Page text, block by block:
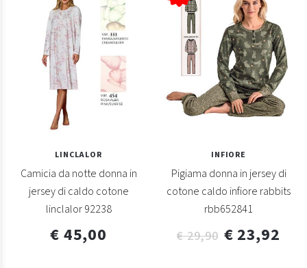
LINCLALOR
Camicia da notte donna in
jersey di caldo cotone
linclalor 92238
€ 45,00
INFIORE
Pigiama donna in jersey di
cotone caldo infiore rabbits
rbb652841
€ 29,90 € 23,92